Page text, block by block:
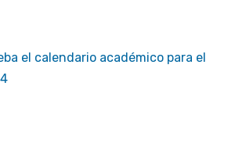
el calendario académico para el